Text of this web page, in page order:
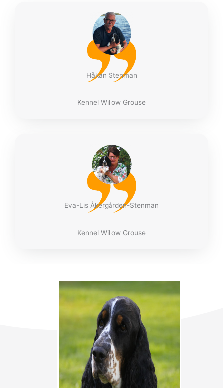
Håkan Stenman
Kennel Willow Grouse
Eva-Lis Åkergården-Stenman
Kennel Willow Grouse